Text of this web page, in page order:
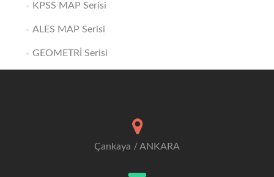
KPSS MAP Serisi
ALES MAP Serisi
GEOMETRİ Serisi
Çankaya / ANKARA